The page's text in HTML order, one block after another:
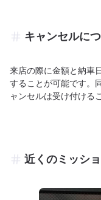
キャンセルに
来店の際に金額と納車
することが可能です。
ャンセルは受け付ける
近くのミッシ